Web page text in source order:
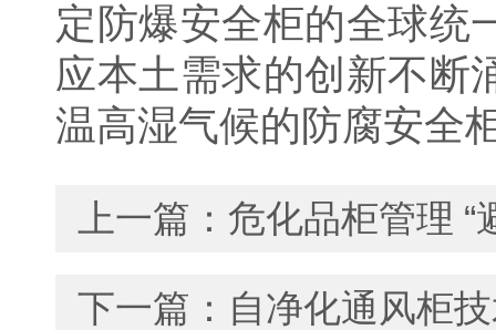
定防爆安全柜的全球统
应本土需求的创新不断
温高湿气候的防腐安全
上一篇： 危化品柜管理 “
下一篇： 自净化通风柜